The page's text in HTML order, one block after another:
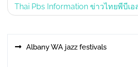
Thai Pbs Information ข่าวไทยพีบีเอ
Albany WA jazz festivals